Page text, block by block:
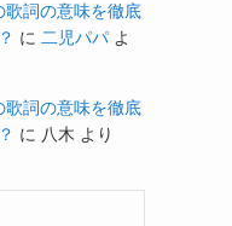
詞の意味を徹底
に 二児パパ よ
詞の意味を徹底
に 八木 より